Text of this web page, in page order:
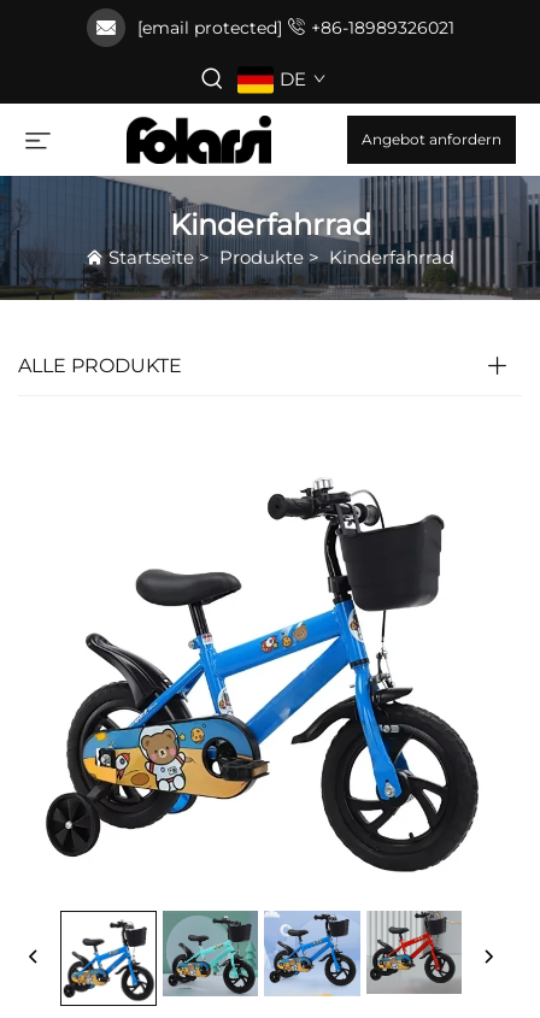
[email protected] +86-18989326021
DE
Angebot anfordern
Kinderfahrrad
Startseite > Produkte >Kinderfahrrad
ALLE PRODUKTE